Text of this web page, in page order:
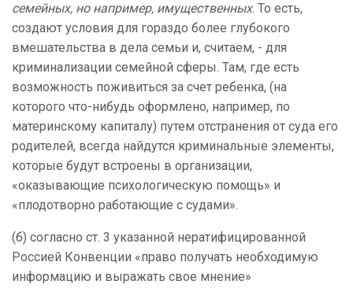
семейных, но например, имущественных. То есть,
создают условия для гораздо более глубокого
вмешательства в дела семьи и, считаем, - для
криминализации семейной сферы. Там, где есть
возможность поживиться за счет ребенка, (на
которого что-нибудь оформлено, например, по
материнскому капиталу) путем отстранения от суда его
родителей, всегда найдутся криминальные элементы,
которые будут встроены в организации,
«оказывающие психологическую помощь» и
«плодотворно работающие с судами».
(б) согласно ст. 3 указанной нератифицированной
Россией Конвенции «право получать необходимую
информацию и выражать свое мнение»